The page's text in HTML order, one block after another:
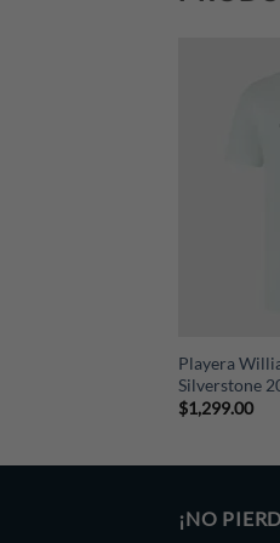
Playera
Silverstone
$1,299.00
¡NO